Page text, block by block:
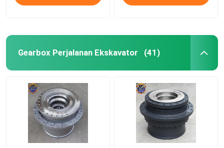
Gearbox Perjalanan Ekskavator (41)